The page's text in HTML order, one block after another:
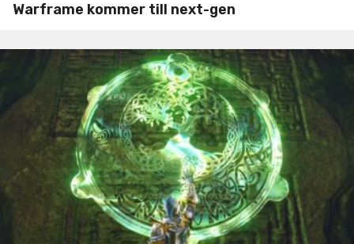
Warframe kommer till next-gen